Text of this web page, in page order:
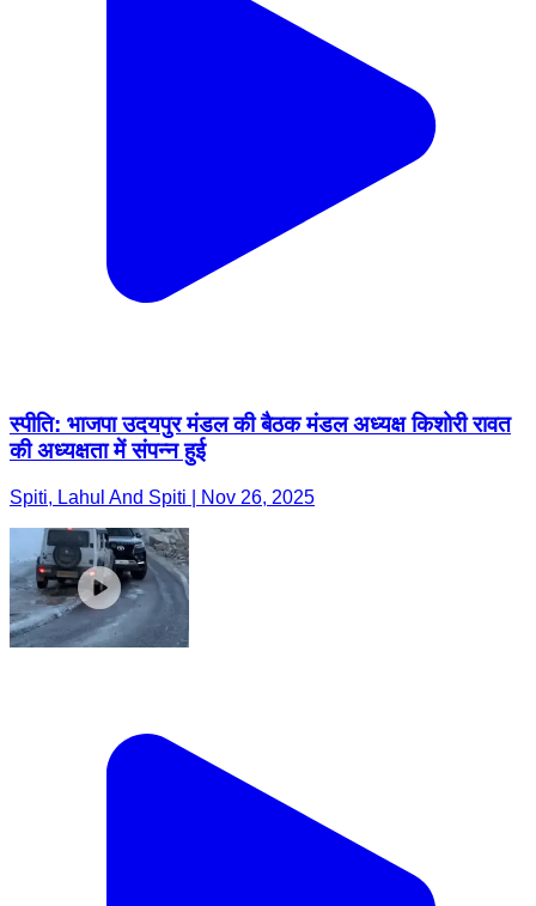
स्पीति: भाजपा उदयपुर मंडल की बैठक मंडल अध्यक्ष किशोरी रावत
की अध्यक्षता में संपन्न हुई
Spiti, Lahul And Spiti | Nov 26, 2025